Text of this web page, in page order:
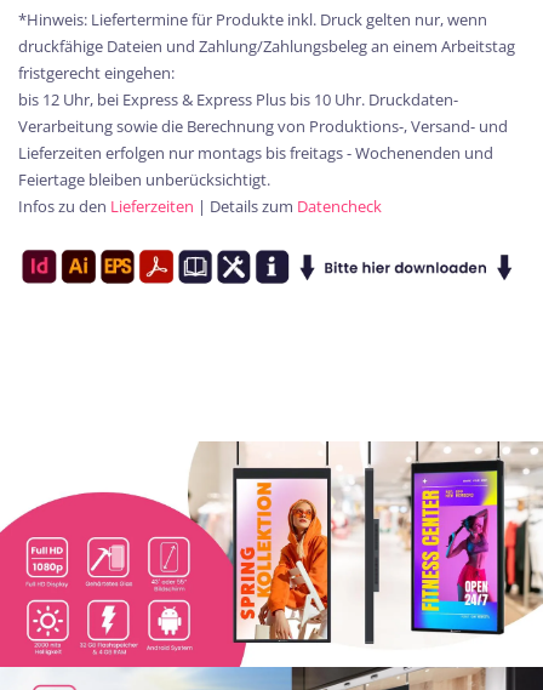
*Hinweis: Liefertermine für Produkte inkl. Druck gelten nur, wenn
druckfähige Dateien und Zahlung/Zahlungsbeleg an einem Arbeitstag
fristgerecht eingehen:
bis 12 Uhr, bei Express & Express Plus bis 10 Uhr. Druckdaten-
Verarbeitung sowie die Berechnung von Produktions-, Versand- und
Lieferzeiten erfolgen nur montags bis freitags - Wochenenden und
Feiertage bleiben unberücksichtigt.
Infos zu den Lieferzeiten | Details zum Datencheck